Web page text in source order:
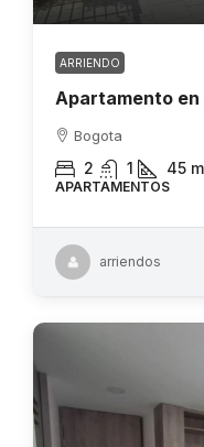
ARRIENDO
Apartamento en
Bogota
2 1 45
APARTAMENTOS
arriendos